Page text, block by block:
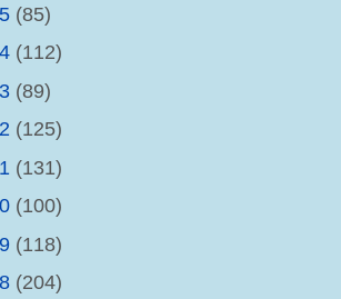
(85)
(112)
(89)
(125)
(131)
(100)
(118)
(204)